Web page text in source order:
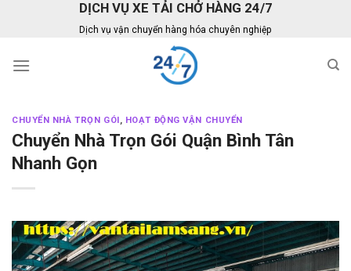
DỊCH VỤ XE TẢI CHỞ HÀNG 24/7
Dịch vụ vận chuyển hàng hóa chuyên nghiệp
CHUYỂN NHÀ TRỌN GÓI , HOẠT ĐỘNG VẬN CHUYỂN
Chuyển Nhà Trọn Gói Quận Bình Tân
Nhanh Gọn